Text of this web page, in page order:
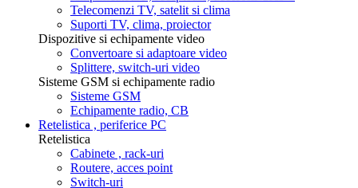
Telecomenzi TV, satelit si clima
Suporti TV, clima, proiector
Dispozitive si echipamente video
Convertoare si adaptoare video
Splittere, switch-uri video
Sisteme GSM si echipamente radio
Sisteme GSM
Echipamente radio, CB
Retelistica , periferice PC
Retelistica
Cabinete , rack-uri
Routere, acces point
Switch-uri